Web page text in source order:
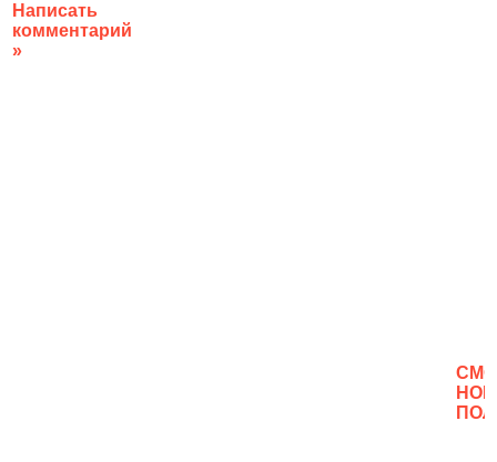
Написать
комментарий
»